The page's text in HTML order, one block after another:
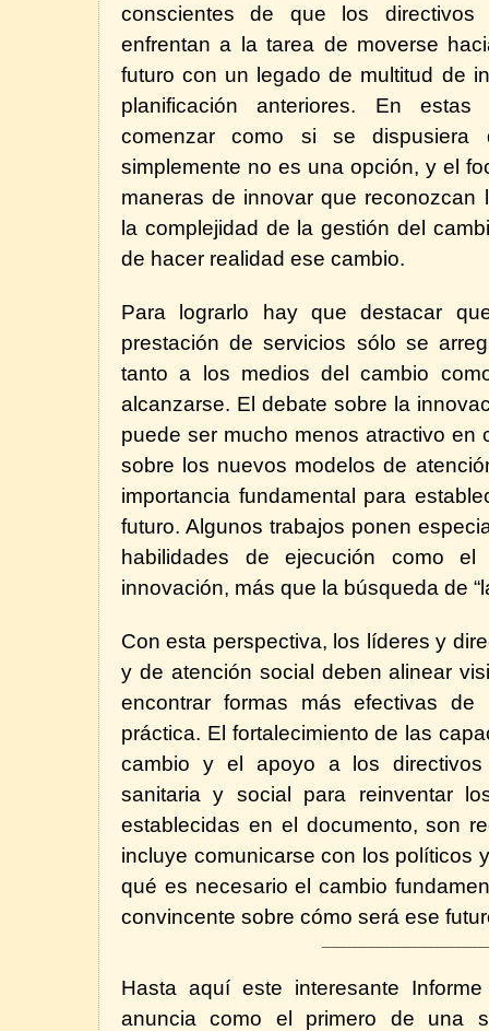
conscientes de que los
enfrentan a la tarea de moverse
futuro con un legado de multitud de
planificación anteriores. En estas
comenzar como si se
simplemente no es una opción, y el
maneras de innovar que reconozcan
la complejidad de la gestión del
de hacer realidad ese cambio.
Para lograrlo hay que destacar
prestación de servicios sólo se
tanto a los medios del cambio
alcanzarse. El debate sobre la
puede ser mucho menos atractivo en
sobre los nuevos modelos de
importancia fundamental para
futuro. Algunos trabajos ponen
habilidades de ejecución como
innovación, más que la búsqueda de
Con esta perspectiva, los líderes y
y de atención social deben alinear
encontrar formas más efectivas
práctica. El fortalecimiento de las
cambio y el apoyo a los
sanitaria y social para reinventar
establecidas en el documento, son
incluye comunicarse con los políticos
qué es necesario el cambio
convincente sobre cómo será ese
Hasta aquí este interesante
anuncia como el primero de una